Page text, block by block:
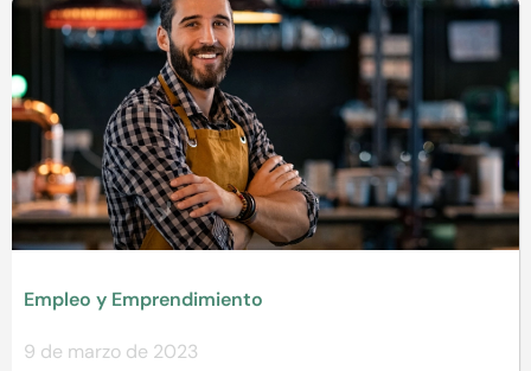
Empleo y Emprendimiento
9 de marzo de 2023